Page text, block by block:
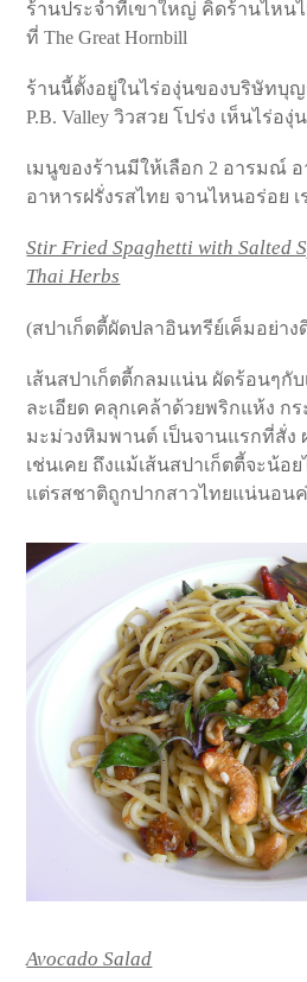
ร้านประจำที่เขาใหญ่ คิดร้านไหน
ที่ The Great Hornbill
ร้านนี้ตั้งอยู่ในไร่องุ่นของบริษัทบุ
P.B. Valley วิวสวย โปร่ง เห็นไร่อ
เมนูของร้านมีให้เลือก 2 อารมณ์
อาหารฝรั่งรสไทย จานไหนอร่อย
Stir Fried Spaghetti with Salted
Thai Herbs
(สปาเก็ตตี้ผัดปลาอินทรีย์เค็มอย่าง
เส้นสปาเก็ตตี้กลมแน่น ผัดร้อนๆกั
ละเอียด คลุกเคล้าด้วยพริกแห้ง กร
มะม่วงหิมพานต์ เป็นจานแรกที่สั่ง
เช่นเคย ถึงแม้เส้นสปาเก็ตตี้จะน้อ
แต่รสชาติถูกปากสาวไทยแน่นอน
Avocado Salad